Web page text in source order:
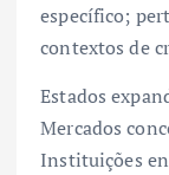
específico;
contextos de
Estados
Mercados
Instituições